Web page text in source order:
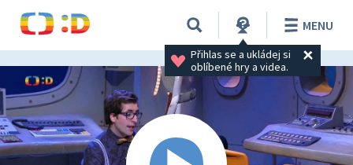
Přihlas se a ukládej si
oblíbené hry a videa.
MENU